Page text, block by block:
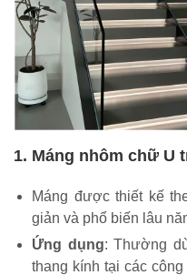
1. Máng nhôm chữ U
Máng được thiết kế
giản và phổ biến lâu
Ứng dụng: Thường
thang kính tại các